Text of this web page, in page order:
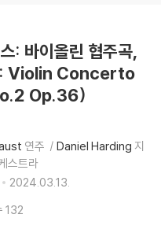
: 바이올린 협주곡,
Violin Concerto
Op.36)
연주 Daniel Harding 지
스트라
2024.03.13.
132